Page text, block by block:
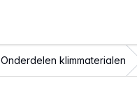
Onderdelen klimmaterialen